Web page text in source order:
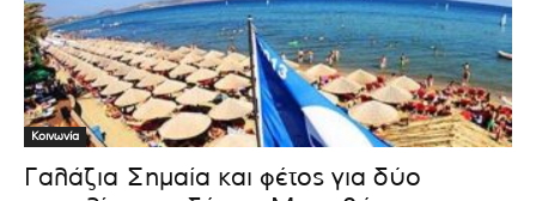
Κοινωνία
Γαλάζια Σημαία και φέτος για δύο